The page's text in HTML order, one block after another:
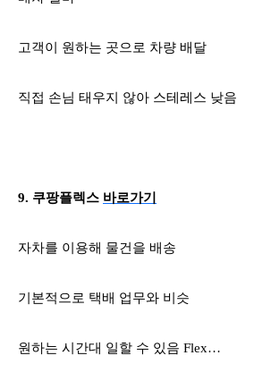
고객이 원하는 곳으로 차량 배달
직접 손님 태우지 않아 스테레스 낮음
9. 쿠팡플렉스 바로가기
자차를 이용해 물건을 배송
기본적으로 택배 업무와 비슷
원하는 시간대 일할 수 있음 Flex…